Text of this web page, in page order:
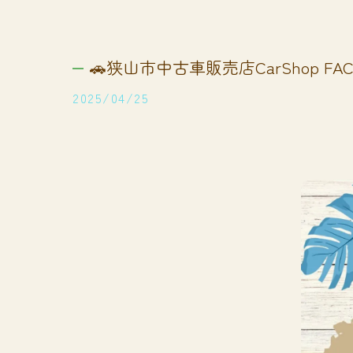
🚗狭山市中古車販売店CarShop
2025/04/25